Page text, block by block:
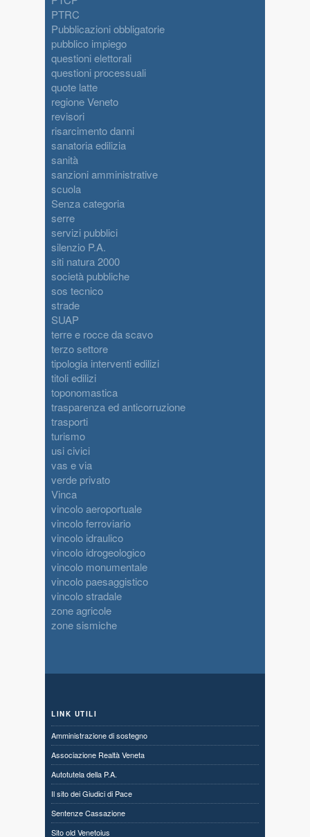
PTRC
Pubblicazioni obbligatorie
pubblico impiego
questioni elettorali
questioni processuali
quote latte
regione Veneto
revisori
risarcimento danni
sanatoria edilizia
sanità
sanzioni amministrative
scuola
Senza categoria
serre
servizi pubblici
silenzio P.A.
siti natura 2000
società pubbliche
sos tecnico
strade
SUAP
terre e rocce da scavo
terzo settore
tipologia interventi edilizi
titoli edilizi
toponomastica
trasparenza ed anticorruzione
trasporti
turismo
usi civici
vas e via
verde privato
Vinca
vincolo aeroportuale
vincolo ferroviario
vincolo idraulico
vincolo idrogeologico
vincolo monumentale
vincolo paesaggistico
vincolo stradale
zone agricole
zone sismiche
LINK UTILI
Amministrazione di sostegno
Associazione Realtà Veneta
Autotutela della P.A.
Il sito dei Giudici di Pace
Sentenze Cassazione
Sito old Venetoius